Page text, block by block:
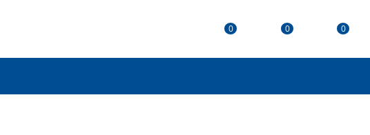
0 0 0